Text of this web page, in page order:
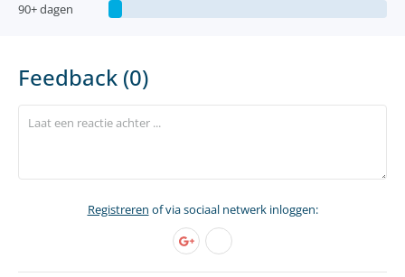
90+ dagen
Feedback (0)
Registreren of via sociaal netwerk inloggen: